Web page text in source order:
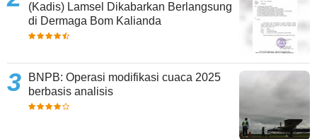
(Kadis) Lamsel Dikabarkan Berlangsung
di Dermaga Bom Kalianda
BNPB: Operasi modifikasi cuaca 2025
berbasis analisis